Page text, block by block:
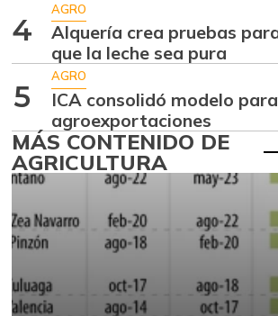
4
AGRO
Alquería crea pruebas
que la leche sea pura
5
AGRO
ICA consolidó modelo
agroexportaciones
MÁS CONTENIDO DE
AGRICULTURA